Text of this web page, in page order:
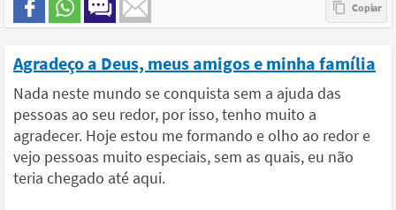
Agradeço a Deus, meus amigos e minha família
Nada neste mundo se conquista sem a ajuda das
pessoas ao seu redor, por isso, tenho muito a
agradecer. Hoje estou me formando e olho ao redor e
vejo pessoas muito especiais, sem as quais, eu não
teria chegado até aqui.